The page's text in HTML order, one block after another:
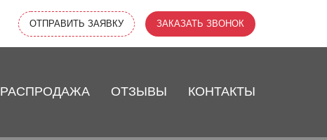
ОТПРАВИТЬ ЗАЯВКУ ЗАКАЗАТЬ ЗВОНОК
РАСПРОДАЖА ОТЗЫВЫ КОНТАКТЫ